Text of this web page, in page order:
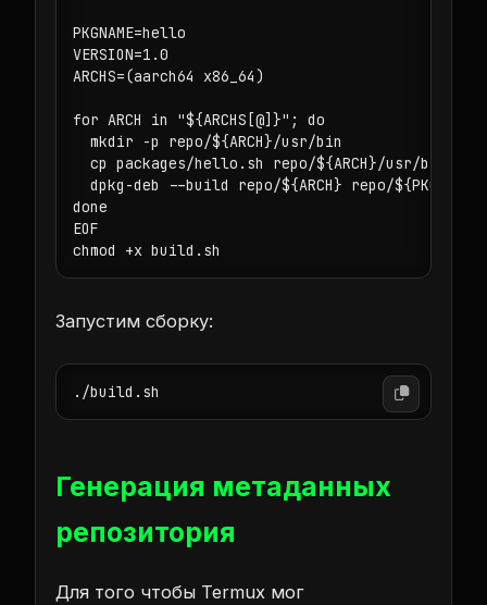
PKGNAME=hello
VERSION=1.0
ARCHS=(aarch64 x86_64)
for ARCH in "${ARCHS[@]}"; do
  mkdir -p repo/${ARCH}/usr/bin
cp packages/hello.sh repo/${ARCH}/usr/bin/
dpkg-deb --build repo/${ARCH} repo/
done
EOF
chmod +x build.sh
Запустим сборку:
./build.sh
Генерация метаданных
репозитория
Для того чтобы Termux мог